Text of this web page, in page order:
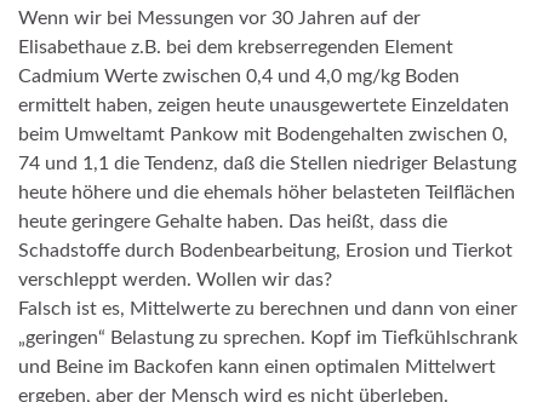
Wenn wir bei Messungen vor 30 Jahren auf der
Elisabethaue z.B. bei dem krebserregenden Element
Cadmium Werte zwischen 0,4 und 4,0 mg/kg Boden
ermittelt haben, zeigen heute unausgewertete Einzeldaten
beim Umweltamt Pankow mit Bodengehalten zwischen 0,
74 und 1,1 die Tendenz, daß die Stellen niedriger Belastung
heute höhere und die ehemals höher belasteten Teilflächen
heute geringere Gehalte haben. Das heißt, dass die
Schadstoffe durch Bodenbearbeitung, Erosion und Tierkot
verschleppt werden. Wollen wir das?
Falsch ist es, Mittelwerte zu berechnen und dann von einer
„geringen“ Belastung zu sprechen. Kopf im Tiefkühlschrank
und Beine im Backofen kann einen optimalen Mittelwert
ergeben, aber der Mensch wird es nicht überleben.